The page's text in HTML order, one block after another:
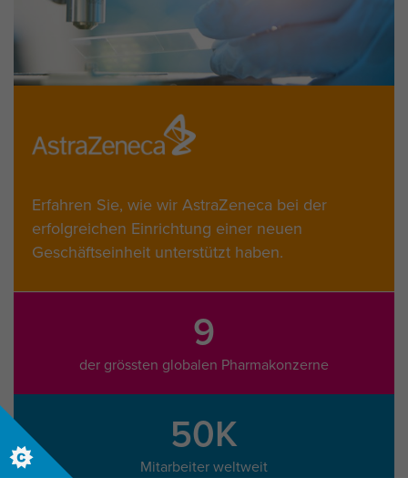
Erfahren Sie, wie wir AstraZeneca bei der
erfolgreichen Einrichtung einer neuen
Geschäftseinheit unterstützt haben.
9
der grössten globalen Pharmakonzerne
50K
Mitarbeiter weltweit